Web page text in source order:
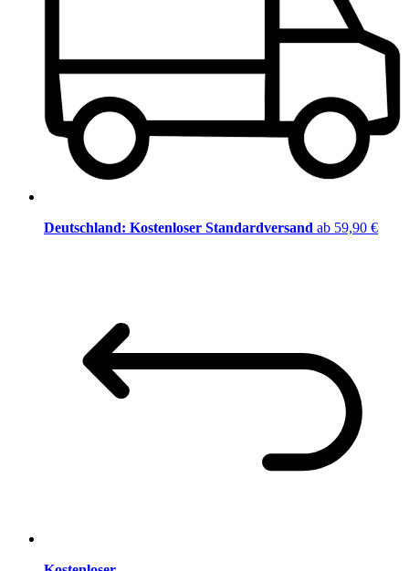
Deutschland: Kostenloser Standardversand ab 59,90 €